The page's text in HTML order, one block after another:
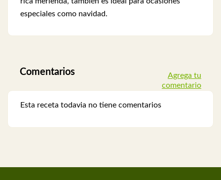
especiales como navidad.
Comentarios
Agrega tu
comentario
Esta receta todavia no tiene comentarios